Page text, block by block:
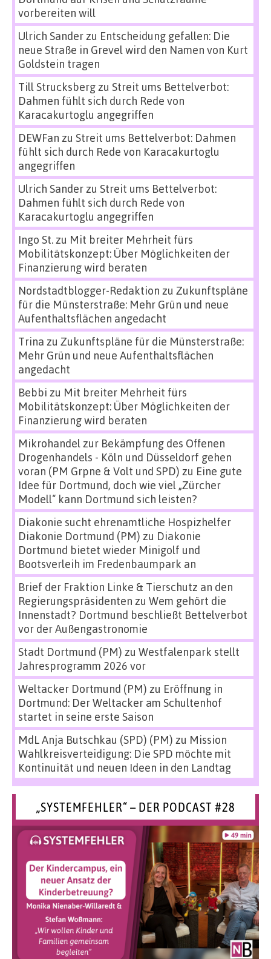
vorbereiten will
Ulrich Sanderzu Entscheidung gefallen: Die
neue Straße in Grevel wird den Namen von Kurt
Goldstein tragen
Till Strucksbergzu Streit ums Bettelverbot:
Dahmen fühlt sich durch Rede von
Karacakurtoglu angegriffen
DEWFan zu Streit ums Bettelverbot: Dahmen
fühlt sich durch Rede von Karacakurtoglu
angegriffen
Ulrich Sanderzu Streit ums Bettelverbot:
Dahmen fühlt sich durch Rede von
Karacakurtoglu angegriffen
Ingo St.zu Mit breiter Mehrheit fürs
Mobilitätskonzept: Über Möglichkeiten der
Finanzierung wird beraten
Nordstadtblogger-Redaktion zu Zukunftspläne
für die Münsterstraße: Mehr Grün und neue
Aufenthaltsflächen angedacht
Trina zu Zukunftspläne für die Münsterstraße:
Mehr Grün und neue Aufenthaltsflächen
angedacht
Bebbi zu Mit breiter Mehrheit fürs
Mobilitätskonzept: Über Möglichkeiten der
Finanzierung wird beraten
Mikrohandel zur Bekämpfung des Offenen
Drogenhandels - Köln und Düsseldorf gehen
voran (PM Grpne & Volt und SPD) zu Eine gute
Idee für Dortmund, doch wie viel „Zürcher
Modell“ kann Dortmund sich leisten?
Diakonie sucht ehrenamtliche Hospizhelfer
Diakonie Dortmund (PM) zu Diakonie
Dortmund bietet wieder Minigolf und
Bootsverleih im Fredenbaumpark an
Brief der Fraktion Linke & Tierschutz an den
Regierungspräsidenten zu Wem gehört die
Innenstadt? Dortmund beschließt Bettelverbot
vor der Außengastronomie
Stadt Dortmund (PM) zu Westfalenpark stellt
Jahresprogramm 2026 vor
Weltacker Dortmund (PM) zu Eröffnung in
Dortmund: Der Weltacker am Schultenhof
startet in seine erste Saison
MdL Anja Butschkau (SPD) (PM) zu Mission
Wahlkreisverteidigung: Die SPD möchte mit
Kontinuität und neuen Ideen in den Landtag
„SYSTEMFEHLER“ – DER PODCAST #28